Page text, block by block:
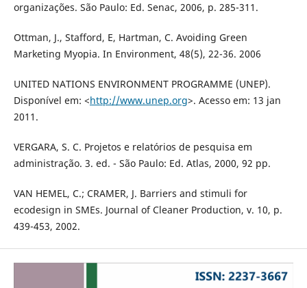
organizações. São Paulo: Ed. Senac, 2006, p. 285-311.
Ottman, J., Stafford, E, Hartman, C. Avoiding Green
Marketing Myopia. In Environment, 48(5), 22-36. 2006
UNITED NATIONS ENVIRONMENT PROGRAMME (UNEP).
Disponível em: <http://www.unep.org>. Acesso em: 13 jan
2011.
VERGARA, S. C. Projetos e relatórios de pesquisa em
administração. 3. ed. - São Paulo: Ed. Atlas, 2000, 92 pp.
VAN HEMEL, C.; CRAMER, J. Barriers and stimuli for
ecodesign in SMEs. Journal of Cleaner Production, v. 10, p.
439-453, 2002.